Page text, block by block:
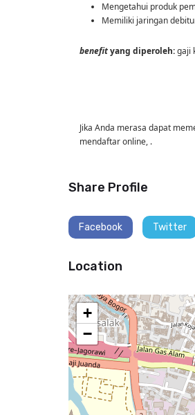
Mengetahui produk
Memiliki jaringan
benefityang diperoleh:gaji
Jika Anda merasa dapat
mendaftar online, .
Share Profile
Facebook Twitter
Location
+
−